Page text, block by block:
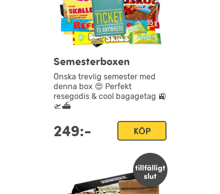
Semesterboxen
Önska trevlig semester med
denna box 😍 Perfekt
resegodis & cool bagagetag 🚉
🛫⛴️
249:- KÖP